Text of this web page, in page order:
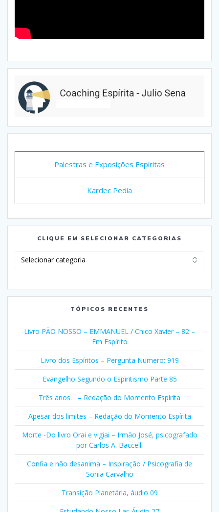
Palestras e Exposições Espíritas
Kardec Pedia
CLIQUE EM SELECIONAR CATEGORIAS
Categorias
TÓPICOS RECENTES
Livro PÃO NOSSO – EMMANUEL / Chico Xavier – 82 –
Em Espírito
Livro dos Espíritos – Pergunta Numero: 919
Evangelho Segundo o Espiritismo Parte 85
Três anos… – Redação do Momento Espírita
Apesar dos limites – Redação do Momento Espírita
Morte -Do livro Orai e vigiai – Irmão José, psicografado
por Carlos A. Baccelli
Confia e não desanima – Inspiração / Psicografia de
Sonia Carvalho
Transição Planetária, áudio 09